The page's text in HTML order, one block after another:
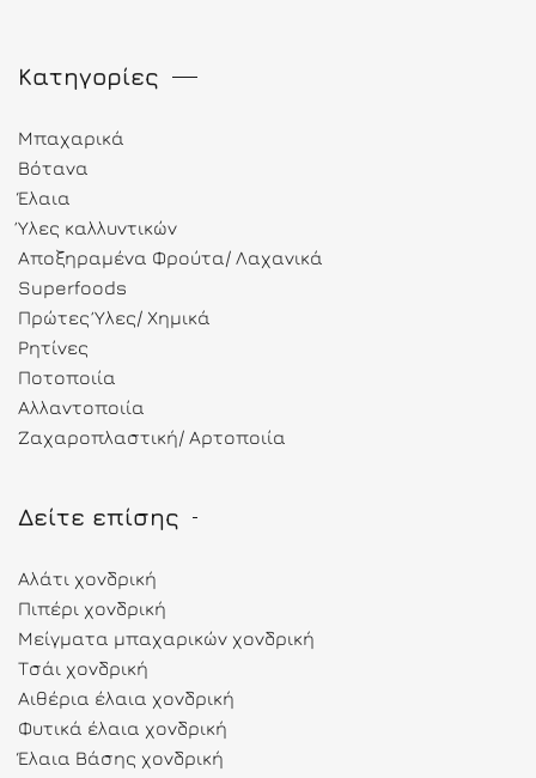
Κατηγορίες
Μπαχαρικά
Βότανα
Έλαια
Ύλες καλλυντικών
Αποξηραμένα Φρούτα/ Λαχανικά
Superfoods
Πρώτες Ύλες/ Χημικά
Ρητίνες
Ποτοποιία
Αλλαντοποιία
Ζαχαροπλαστική/ Αρτοποιία
Δείτε επίσης
Αλάτι χονδρική
Πιπέρι χονδρική
Μείγματα μπαχαρικών χονδρική
Τσάι χονδρική
Αιθέρια έλαια χονδρική
Φυτικά έλαια χονδρική
Έλαια Βάσης χονδρική